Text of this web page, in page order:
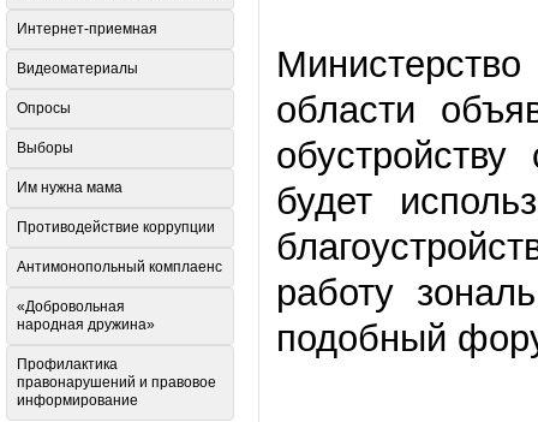
области
будет
работу
подобный
Интернет-приемная
Видеоматериалы
Опросы
Выборы
Им нужна мама
Противодействие коррупции
Антимонопольный комплаенс
«Добровольная
народная дружина»
Профилактика
правонарушений и правовое
информирование